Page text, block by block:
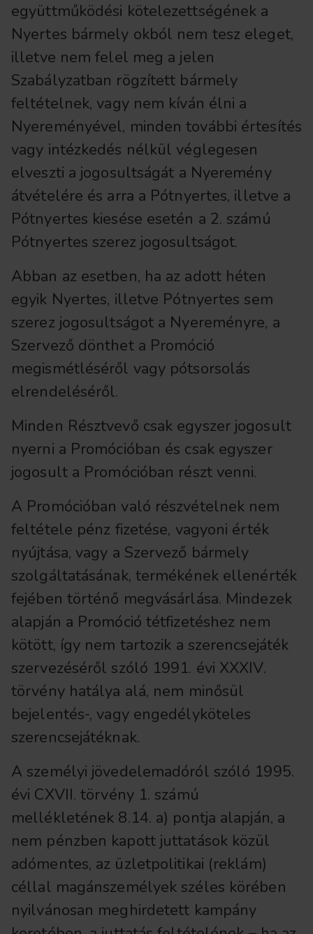
együttműködési kötelezettségének a
Nyertes bármely okból nem tesz eleget,
illetve nem felel meg a jelen
Szabályzatban rögzített bármely
feltételnek, vagy nem kíván élni a
Nyereményével, minden további értesítés
vagy intézkedés nélkül véglegesen
elveszti a jogosultságát a Nyeremény
átvételére és arra a Pótnyertes, illetve a
Pótnyertes kiesése esetén a 2. számú
Pótnyertes szerez jogosultságot.
Abban az esetben, ha az adott héten
egyik Nyertes, illetve Pótnyertes sem
szerez jogosultságot a Nyereményre, a
Szervező dönthet a Promóció
megismétléséről vagy pótsorsolás
elrendeléséről.
Minden Résztvevő csak egyszer jogosult
nyerni a Promócióban és csak egyszer
jogosult a Promócióban részt venni.
A Promócióban való részvételnek nem
feltétele pénz fizetése, vagyoni érték
nyújtása, vagy a Szervező bármely
szolgáltatásának, termékének ellenérték
fejében történő megvásárlása. Mindezek
alapján a Promóció tétfizetéshez nem
kötött, így nem tartozik a szerencsejáték
szervezéséről szóló 1991. évi XXXIV.
törvény hatálya alá, nem minősül
bejelentés-, vagy engedélyköteles
szerencsejátéknak.
A személyi jövedelemadóról szóló 1995.
évi CXVII. törvény 1. számú
mellékletének 8.14. a) pontja alapján, a
nem pénzben kapott juttatások közül
adómentes, az üzletpolitikai (reklám)
céllal magánszemélyek széles körében
nyilvánosan meghirdetett kampány